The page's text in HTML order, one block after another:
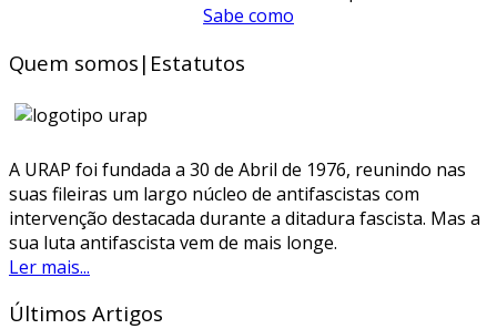
Sabe como
Quem somos|Estatutos
A URAP foi fundada a 30 de Abril de 1976, reunindo nas
suas fileiras um largo núcleo de antifascistas com
intervenção destacada durante a ditadura fascista. Mas a
sua luta antifascista vem de mais longe.
Ler mais...
Últimos Artigos